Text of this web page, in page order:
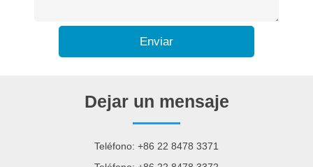
Enviar
Dejar un mensaje
Teléfono: +86 22 8478 3371